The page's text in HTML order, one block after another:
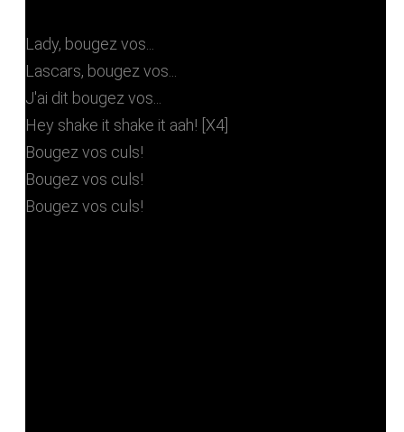
Lady, bougez vos...
Lascars, bougez vos...
J'ai dit bougez vos...
Hey shake it shake it aah! [X4]
Bougez vos culs!
Bougez vos culs!
Bougez vos culs!